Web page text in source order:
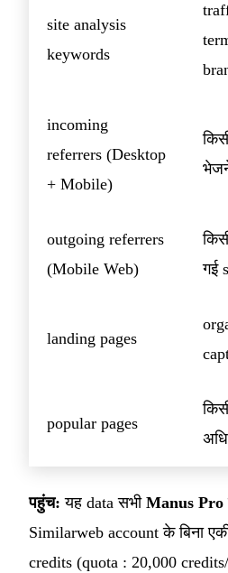
site analysis
keywords
incoming
referrers (Desktop
+ Mobile)
outgoing referrers
(Mobile Web)
गई
landing pages
popular pages
पहुंच: यह data सभी Manus Pro
Similarweb account के बिना
credits (quota : 20,000